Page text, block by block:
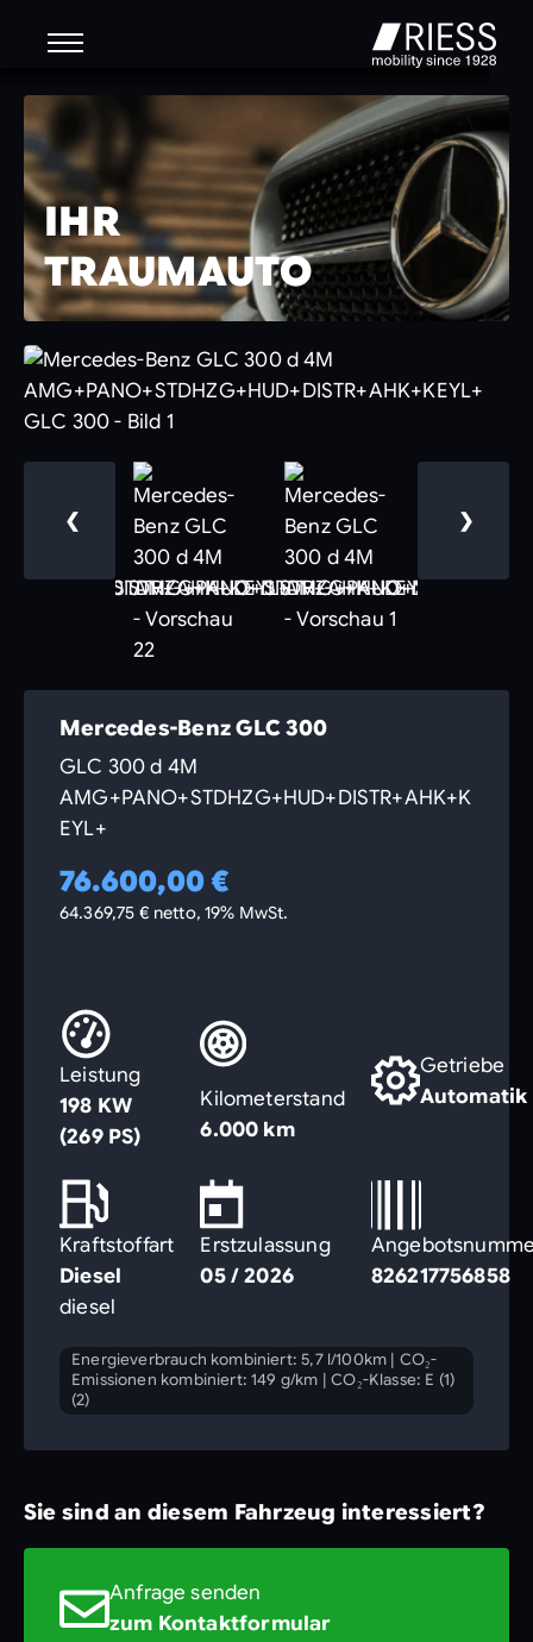
IHR
TRAUMAUTO
❮ ❯
Mercedes-Benz GLC 300
GLC 300 d 4M
AMG+PANO+STDHZG+HUD+DISTR+AHK+K
EYL+
76.600,00 €
64.369,75 € netto, 19% MwSt.
Leistung
198 KW
(269 PS)
Kilometerstand
6.000 km
Getriebe
Automatik
Kraftstoffart
Diesel
Erstzulassung
05 / 2026
826217756858
diesel
Energieverbrauch kombiniert: 5,7 l/100km | CO₂-
Emissionen kombiniert: 149 g/km |CO₂-Klasse: E (1)
(2)
Sie sind an diesem Fahrzeug interessiert?
Anfrage senden
zum Kontaktformular